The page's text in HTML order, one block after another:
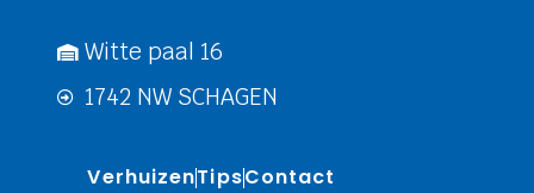
Witte paal 16
1742 NW SCHAGEN
VerhuizenTipsContact